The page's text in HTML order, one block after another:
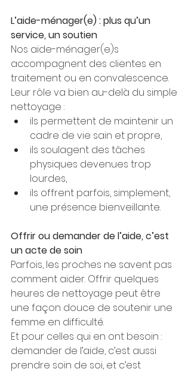
L’aide-ménager(e) : plus qu’un
service, un soutien
Nos aide-ménager(e)s
accompagnent des clientes en
traitement ou en convalescence.
Leur rôle va bien au-delà du simple
nettoyage :
ils permettent de maintenir un
cadre de vie sain et propre,
ils soulagent des tâches
physiques devenues trop
lourdes,
ils offrent parfois, simplement,
une présence bienveillante.
Offrir ou demander de l’aide, c’est
un acte de soin
Parfois, les proches ne savent pas
comment aider. Offrir quelques
heures de nettoyage peut être
une façon douce de soutenir une
femme en difficulté.
Et pour celles qui en ont besoin :
demander de l’aide, c’est aussi
prendre soin de soi, et c’est